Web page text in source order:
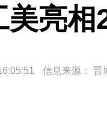
美亮相
信息来源： 晋